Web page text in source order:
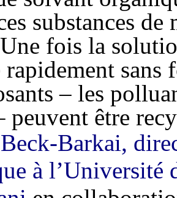
substances
fois la
rapidement
– les
peuvent être
Barkai,
à l’Université